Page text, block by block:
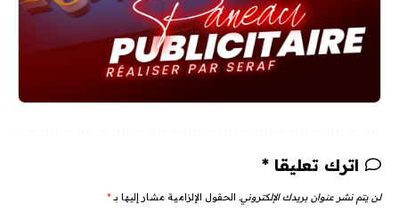
اترك تعليقا *
لن يتم نشر عنوان بريدك الإلكتروني. الحقول الإلزامية مشار إليها بـ *